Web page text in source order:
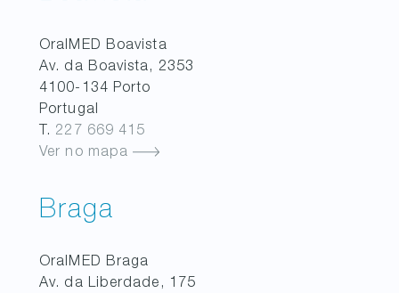
OralMED Boavista
Av. da Boavista, 2353
4100-134 Porto
Portugal
T. 227 669 415
Ver no mapa
Braga
OralMED Braga
Av. da Liberdade, 175